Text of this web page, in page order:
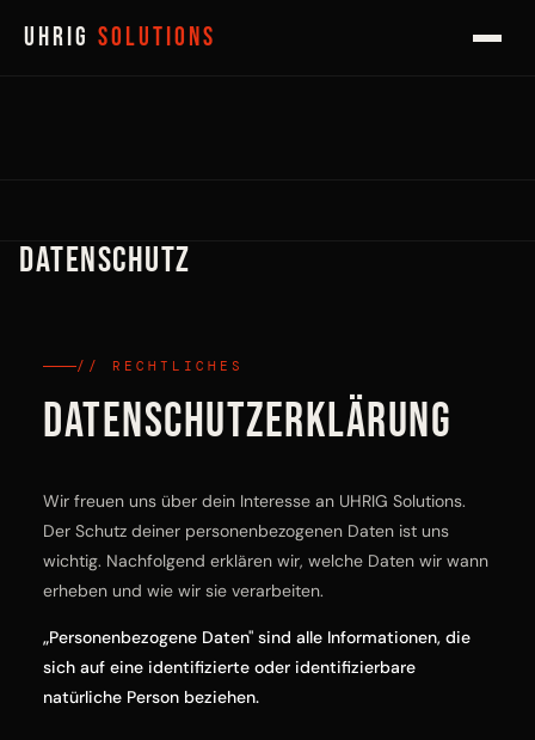
UHRIG Solutions
Datenschutz
// RECHTLICHES
Datenschutzerklärung
Wir freuen uns über dein Interesse an UHRIG Solutions.
Der Schutz deiner personenbezogenen Daten ist uns
wichtig. Nachfolgend erklären wir, welche Daten wir wann
erheben und wie wir sie verarbeiten.
„Personenbezogene Daten" sind alle Informationen, die
sich auf eine identifizierte oder identifizierbare
natürliche Person beziehen.